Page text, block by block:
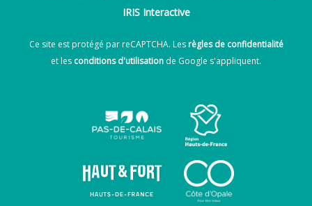
IRIS Interactive
Ce site est protégé par reCAPTCHA. Lesrègles de confidentialité
et les conditions d'utilisation de Google s'appliquent.